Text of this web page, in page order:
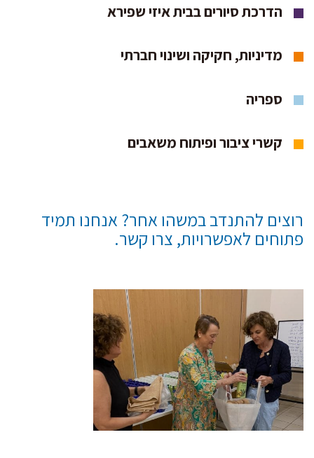
הדרכת סיורים בבית איזי שפירא
מדיניות, חקיקה ושינוי חברתי
ספריה
קשרי ציבור ופיתוח משאבים
רוצים להתנדב במשהו אחר? אנחנו תמיד
פתוחים לאפשרויות, צרו קשר.